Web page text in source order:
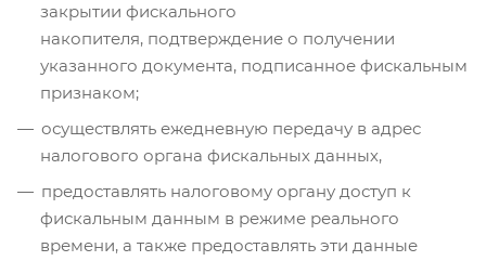
закрытии фискального
накопителя, подтверждение о получении
указанного документа, подписанное фискальным
признаком;
осуществлять ежедневную передачу в адрес
налогового органа фискальных данных,
предоставлять налоговому органу доступ к
фискальным данным в режиме реального
времени, а также предоставлять эти данные